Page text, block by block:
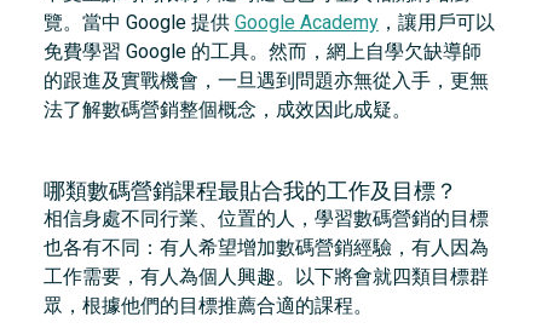
覽。當中 Google 提供 Google Academy，讓用戶可以
免費學習 Google 的工具。然而，網上自學欠缺導師
的跟進及實戰機會，一旦遇到問題亦無從入手，更無
法了解數碼營銷整個概念，成效因此成疑。
哪類數碼營銷課程最貼合我的工作及目標？
相信身處不同行業、位置的人，學習數碼營銷的目標
也各有不同：有人希望增加數碼營銷經驗，有人因為
工作需要，有人為個人興趣。以下將會就四類目標群
眾，根據他們的目標推薦合適的課程。